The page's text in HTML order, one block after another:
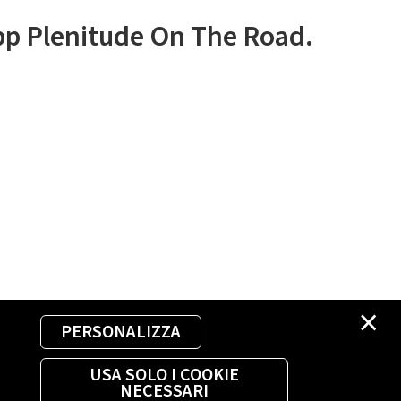
×
PERSONALIZZA
USA SOLO I COOKIE
NECESSARI
Plenitude On The Road.